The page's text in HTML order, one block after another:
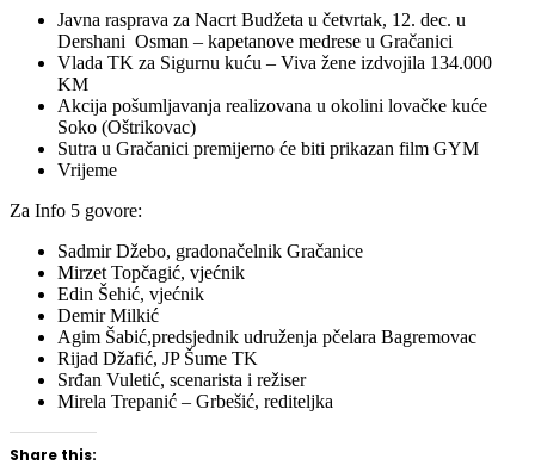
Javna rasprava za Nacrt Budžeta u četvrtak, 12. dec. u
Dershani Osman – kapetanove medrese u Gračanici
Vlada TK za Sigurnu kuću – Viva žene izdvojila 134.000
KM
Akcija pošumljavanja realizovana u okolini lovačke kuće
Soko (Oštrikovac)
Sutra u Gračanici premijerno će biti prikazan film GYM
Vrijeme
Za Info 5 govore:
Sadmir Džebo, gradonačelnik Gračanice
Mirzet Topčagić, vjećnik
Edin Šehić, vjećnik
Demir Milkić
Agim Šabić,predsjednik udruženja pčelara Bagremovac
Rijad Džafić, JP Šume TK
Srđan Vuletić, scenarista i režiser
Mirela Trepanić – Grbešić, rediteljka
Share this: